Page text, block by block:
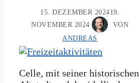
15. DEZEMBER 202419.
NOVEMBER 2024
VON
ANDREAS
Celle, mit seiner historischen